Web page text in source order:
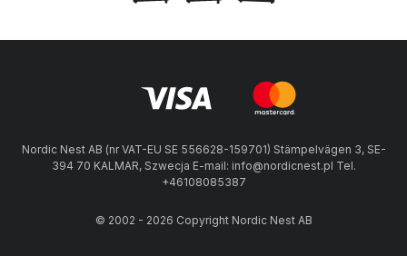
Nordic Nest AB (nr VAT-EU SE 556628-159701) Stämpelvägen 3, SE-
394 70 KALMAR, Szwecja E-mail: info@nordicnest.pl Tel.
+46108085387
© 2002 - 2026 Copyright Nordic Nest AB